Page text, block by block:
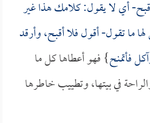
أي لا يقول: كلامك هذا غير
ما تقول- أقول فلا أقبح، وأرقد
فأتمنح} فهو أعطاها كل ما
في بيتها، وتطييب خاطرها